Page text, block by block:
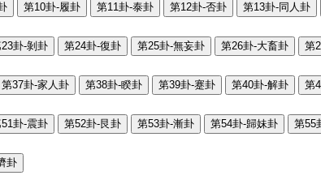
第10卦-履卦 第11卦-泰卦 第12卦-否卦 第13卦-同人卦
卦-剝卦 第24卦-復卦 第25卦-無妄卦 第26卦-大畜卦 第
第37卦-家人卦 第38卦-睽卦 第39卦-蹇卦 第40卦-解卦 第
卦-震卦 第52卦-艮卦 第53卦-漸卦 第54卦-歸妹卦 第55
卦